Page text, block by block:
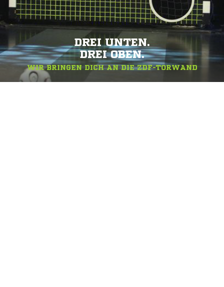
DREI UNTEN.
DREI OBEN.
WIR BRINGEN DICH AN DIE ZDF-TORWAND